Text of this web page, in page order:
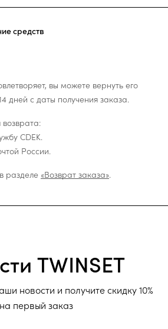
средств
вы можете вернуть его
дней с даты получения заказа.
CDEK.
России.
разделе «Возврат заказа».
TWINSET
новости и получите скидку 10%
на первый заказ